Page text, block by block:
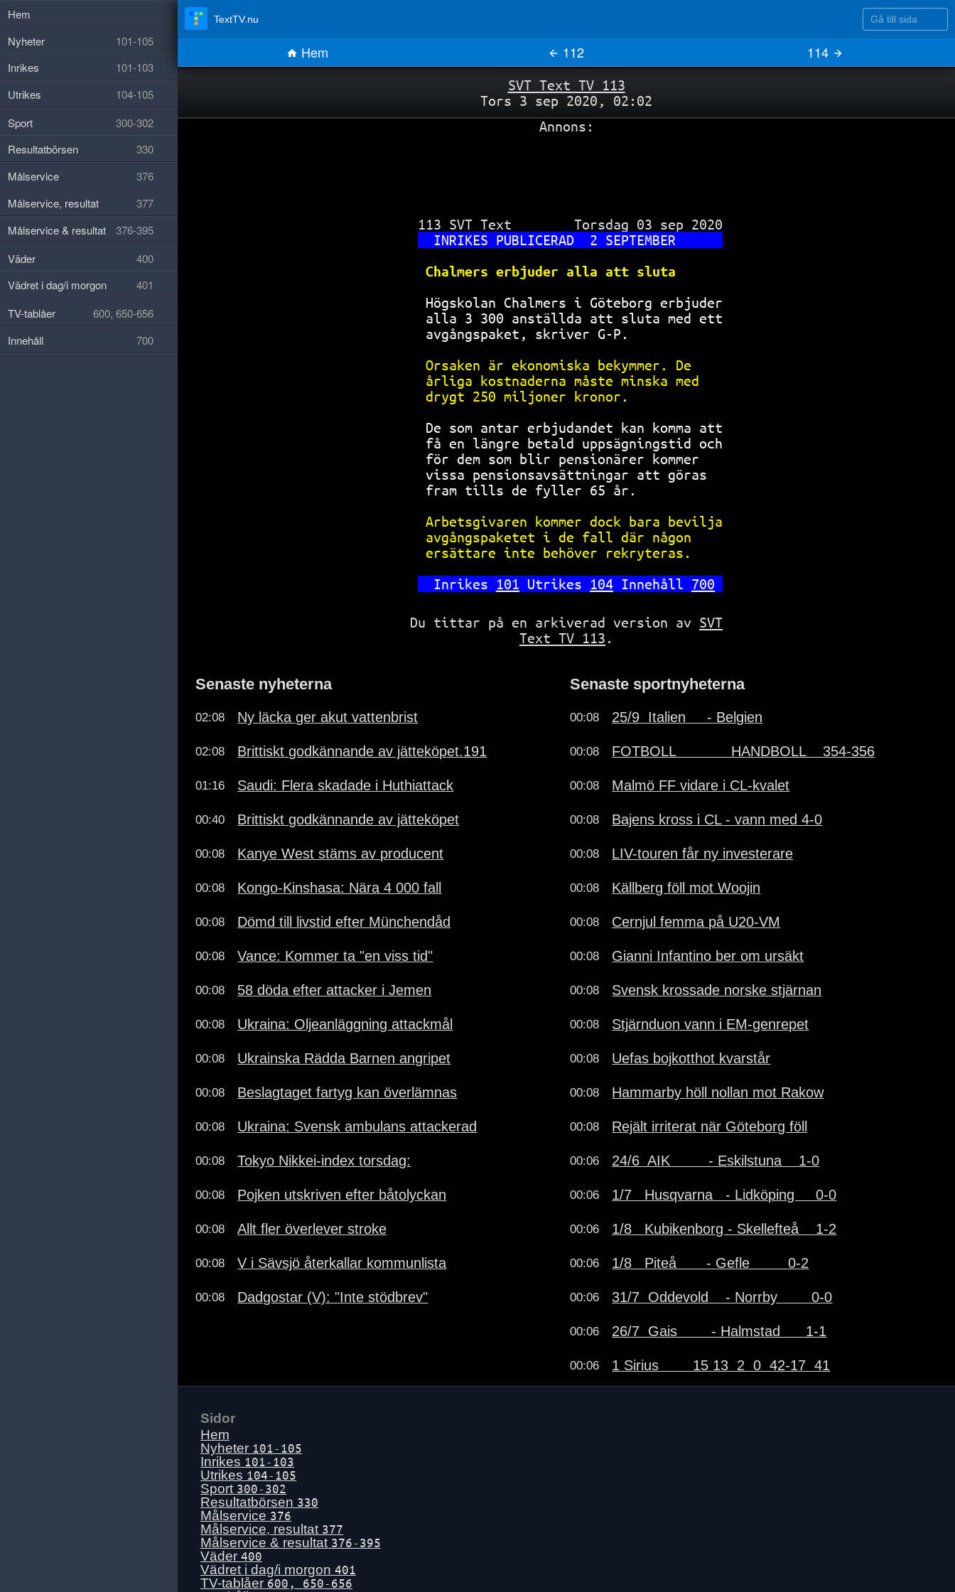
SVT Text TV 113
Tors 3 sep 2020, 02:02
Annons:
113 SVT Text        Torsdag 03 sep 2020
INRIKES PUBLICERAD  2 SEPTEMBER
Chalmers erbjuder alla att sluta
Högskolan Chalmers i Göteborg erbjuder
alla 3 300 anställda att sluta med ett
avgångspaket, skriver G-P.
Orsaken är ekonomiska bekymmer. De
årliga kostnaderna måste minska med
drygt 250 miljoner kronor.
De som antar erbjudandet kan komma att
få en längre betald uppsägningstid och
för dem som blir pensionärer kommer
vissa pensionsavsättningar att göras
fram tills de fyller 65 år.
Arbetsgivaren kommer dock bara bevilja
avgångspaketet i de fall där någon
ersättare inte behöver rekryteras.
Inrikes 101 Utrikes 104 Innehåll 700
Du tittar på en arkiverad version av SVT
Text TV 113 .
Senaste nyheterna
02:08 Ny läcka ger akut vattenbrist
02:08 Brittiskt godkännande av jätteköpet.191
01:16 Saudi: Flera skadade i Huthiattack
00:40 Brittiskt godkännande av jätteköpet
00:08 Kanye West stäms av producent
00:08 Kongo-Kinshasa: Nära 4 000 fall
00:08 Dömd till livstid efter Münchendåd
00:08 Vance: Kommer ta "en viss tid"
00:08 58 döda efter attacker i Jemen
00:08 Ukraina: Oljeanläggning attackmål
00:08 Ukrainska Rädda Barnen angripet
00:08 Beslagtaget fartyg kan överlämnas
00:08 Ukraina: Svensk ambulans attackerad
00:08 Tokyo Nikkei-index torsdag:
00:08 Pojken utskriven efter båtolyckan
00:08 Allt fler överlever stroke
00:08 V i Sävsjö återkallar kommunlista
00:08 Dadgostar (V): "Inte stödbrev"
Senaste sportnyheterna
00:08 25/9  Italien     - Belgien
00:08 FOTBOLL             HANDBOLL    354-356
00:08 Malmö FF vidare i CL-kvalet
00:08 Bajens kross i CL - vann med 4-0
00:08 LIV-touren får ny investerare
00:08 Källberg föll mot Woojin
00:08 Cernjul femma på U20-VM
00:08 Gianni Infantino ber om ursäkt
00:08 Svensk krossade norske stjärnan
00:08 Stjärnduon vann i EM-genrepet
00:08 Uefas bojkotthot kvarstår
00:08 Hammarby höll nollan mot Rakow
00:08 Rejält irriterat när Göteborg föll
00:06 24/6  AIK         - Eskilstuna    1-0
00:06 1/7   Husqvarna   - Lidköping     0-0
00:06 1/8   Kubikenborg - Skellefteå    1-2
00:06 1/8   Piteå       - Gefle         0-2
00:06 31/7  Oddevold    - Norrby        0-0
00:06 26/7  Gais        - Halmstad      1-1
00:06 1 Sirius        15 13  2  0  42-17  41
TextTV.nu Gå till sida
Hem 112 114
Sidor
Hem
Nyheter 101-105
Inrikes 101-103
Utrikes 104-105
Sport 300-302
Resultatbörsen 330
Målservice 376
Målservice, resultat 377
Målservice & resultat 376-395
Väder 400
Vädret i dag/i morgon 401
TV-tablåer 600, 650-656
Hem
Nyheter
101-105
Inrikes
101-103
Utrikes
104-105
Sport
300-302
Resultatbörsen
330
Målservice
376
Målservice, resultat
377
Målservice & resultat
376-395
Väder
400
Vädret i dag/i morgon
401
TV-tablåer
600, 650-656
Innehåll
700